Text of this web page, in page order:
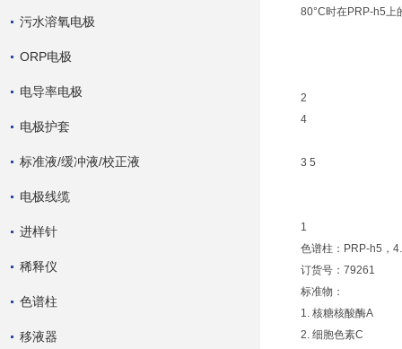
污水溶氧电极
ORP电极
电导率电极
电极护套
标准液/缓冲液/校正液
电极线缆
进样针
稀释仪
色谱柱
移液器
80°C时在PRP-h5上
2
4
3 5
1
色谱柱：PRP-h5，
订货号：79261
标准物：
1. 核糖核酸酶A
2. 细胞色素C